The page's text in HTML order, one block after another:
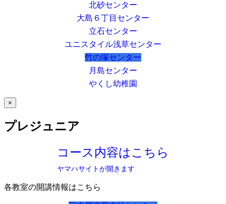
北砂センター
大島６丁目センター
立石センター
ユニスタイル浅草センター
竹の塚センター
月島センター
やくし幼稚園
×
プレジュニア
コース内容はこちら
ヤマハサイトが開きます
各教室の開講情報はこちら